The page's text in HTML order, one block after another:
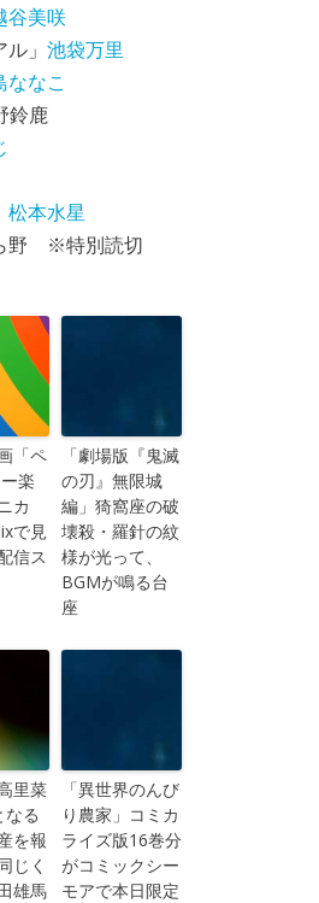
谷美咲
」 池袋万里
ななこ
鈴鹿
松本水星
野 ※特別読切
「ペ
楽
カ
で見
信ス
「劇場版『鬼滅
の刃』無限城
編」猗窩座の破
壊殺・羅針の紋
様が光って、
BGMが鳴る台
座
里菜
なる
を報
じく
雄馬
「異世界のんび
り農家」コミカ
ライズ版16巻分
がコミックシー
モアで本日限定